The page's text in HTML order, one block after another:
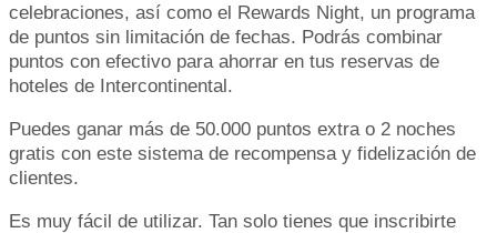
celebraciones, así como el Rewards Night, un programa
de puntos sin limitación de fechas. Podrás combinar
puntos con efectivo para ahorrar en tus reservas de
hoteles de Intercontinental.
Puedes ganar más de 50.000 puntos extra o 2 noches
gratis con este sistema de recompensa y fidelización de
clientes.
Es muy fácil de utilizar. Tan solo tienes que inscribirte